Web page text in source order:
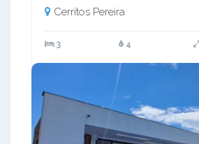
Cerritos Pereira
3 4